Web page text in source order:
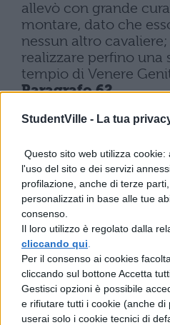
StudentVille - La tua
Questo sito web utilizza
l'uso del sito e dei servizi
profilazione, anche di terze
personalizzati in base alle tue
consenso.
Il loro utilizzo è regolato dalla
cliccando qui
Per il consenso ai cookies
cliccando sul bottone Accetta
Gestisci opzioni è possibile
e rifiutare tutti i cookie (anche di
userai solo i cookie tecnici di
allevò con grande
montare, dato che
nessun altro
realizzare perfino una
tempio di Venere
Paragrafo 62
Spesso da solo
opponendosi a quelli
verso il nemico, dopo
gola: per lo più si
uomini così agitati
insegna (lAquila) lo
mentre tentava di
lasciò l'insegna tra le
tratteneva.
Paragrafo 63
Non certo inferiore fu
temerarietà e ve ne